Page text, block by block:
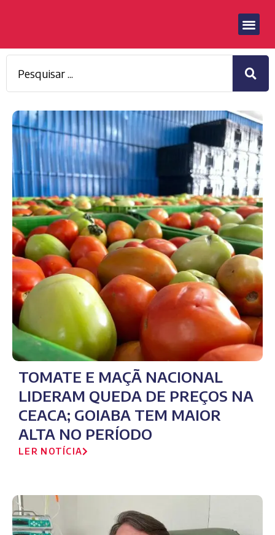
TOMATE E MAÇÃ NACIONAL
LIDERAM QUEDA DE PREÇOS NA
CEACA; GOIABA TEM MAIOR
ALTA NO PERÍODO
LER NOTÍCIA